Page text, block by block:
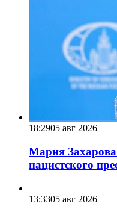
18:2905 авг 2026
Мария Захарова
нацистского
13:3305 авг 2026